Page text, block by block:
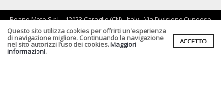
Boano Moto S.r.l. - 12023 Caraglio (CN) - Italy - Via Divisione Cuneese
19/d - tel: 0171 619061 - Email :
info@boano.com
- P.IVA:IT02252000043
Cf. P.Iva. Registro Imprese di CN n :IT02252000043 Rea n. CN-
164496 Capitale Sociale : € 90.000,00 I.v.
Questo sito utilizza cookies per offrirti un'esperienza
di navigazione migliore. Continuando la navigazione
nel sito autorizzi l’uso dei cookies.Maggiori
informazioni.
ACCETTO